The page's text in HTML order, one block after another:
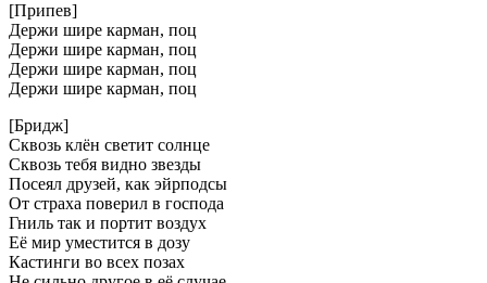
[Припев]
Держи шире карман, поц
Держи шире карман, поц
Держи шире карман, поц
Держи шире карман, поц
[Бридж]
Сквозь клён светит солнце
Сквозь тебя видно звезды
Посеял друзей, как эйрподсы
От страха поверил в господа
Гниль так и портит воздух
Её мир уместится в дозу
Кастинги во всех позах